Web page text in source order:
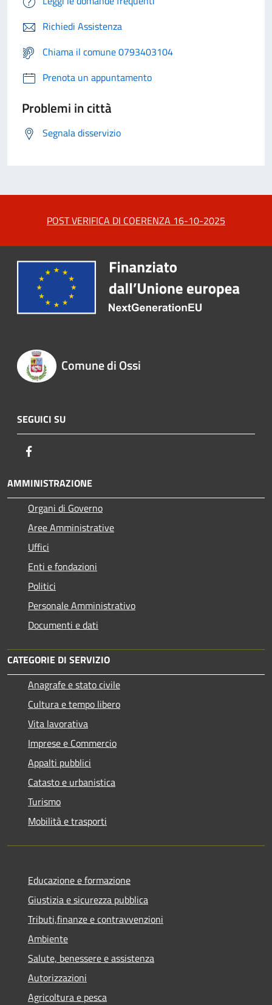
Richiedi Assistenza
Chiama il comune 0793403104
Prenota un appuntamento
Problemi in città
Segnala disservizio
POST VERIFICA DI COERENZA 16-10-2025
Comune di Ossi
SEGUICI SU
AMMINISTRAZIONE
Organi di Governo
Aree Amministrative
Uffici
Enti e fondazioni
Politici
Personale Amministrativo
Documenti e dati
CATEGORIE DI SERVIZIO
Anagrafe e stato civile
Cultura e tempo libero
Vita lavorativa
Imprese e Commercio
Appalti pubblici
Catasto e urbanistica
Turismo
Mobilità e trasporti
Educazione e formazione
Giustizia e sicurezza pubblica
Tributi,finanze e contravvenzioni
Ambiente
Salute, benessere e assistenza
Autorizzazioni
Agricoltura e pesca